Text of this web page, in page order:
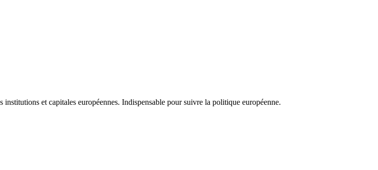
et capitales européennes. Indispensable pour suivre la politique européenne.